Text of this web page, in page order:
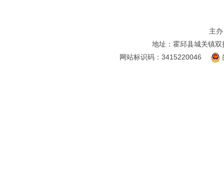
主
地址：霍邱县城关镇双
网站标识码：3415220046